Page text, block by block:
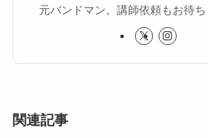
元バンドマン。講師依頼もお待ち
関連記事